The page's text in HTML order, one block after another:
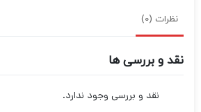
نظرات (0)
نقد و بررسی ها
نقد و بررسی وجود ندارد.